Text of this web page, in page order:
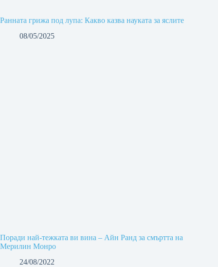
Ранната грижа под лупа: Какво казва науката за яслите
08/05/2025
Поради най-тежката ви вина – Айн Ранд за смъртта на
Мерилин Монро
24/08/2022